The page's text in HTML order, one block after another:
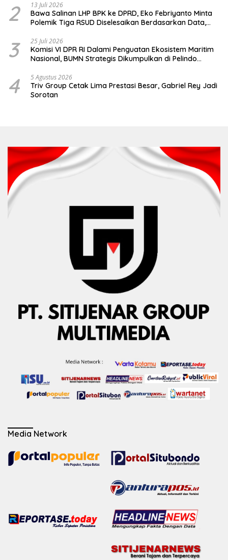
2 13 Juli 2026
Bawa Salinan LHP BPK ke DPRD, Eko Febriyanto Minta
Polemik Tiga RSUD Diselesaikan Berdasarkan Data,
3 25 Juli 2026
Komisi VI DPR RI Dalami Penguatan Ekosistem Maritim
Nasional, BUMN Strategis Dikumpulkan di Pelindo
4 5 Agustus 2026
Triv Group Cetak Lima Prestasi Besar, Gabriel Rey Jadi
Sorotan
Media Network